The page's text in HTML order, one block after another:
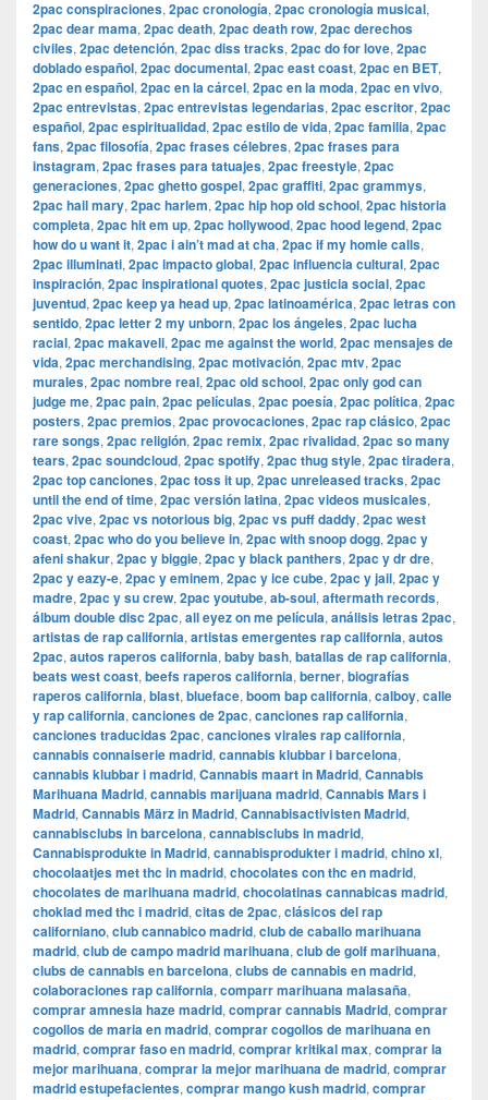
2pac conspiraciones, 2pac cronología, 2pac cronología musical,
2pac dear mama, 2pac death, 2pac death row, 2pac derechos
civiles, 2pac detención, 2pac diss tracks, 2pac do for love, 2pac
doblado español, 2pac documental, 2pac east coast, 2pac en BET,
2pac en español, 2pac en la cárcel, 2pac en la moda, 2pac en vivo,
2pac entrevistas, 2pac entrevistas legendarias, 2pac escritor, 2pac
español, 2pac espiritualidad, 2pac estilo de vida, 2pac familia, 2pac
fans, 2pac filosofía, 2pac frases célebres, 2pac frases para
instagram, 2pac frases para tatuajes, 2pac freestyle, 2pac
generaciones, 2pac ghetto gospel, 2pac graffiti, 2pac grammys,
2pac hail mary, 2pac harlem, 2pac hip hop old school, 2pac historia
completa, 2pac hit em up, 2pac hollywood, 2pac hood legend, 2pac
how do u want it, 2pac i ain’t mad at cha, 2pac if my homie calls,
2pac illuminati, 2pac impacto global, 2pac influencia cultural, 2pac
inspiración, 2pac inspirational quotes, 2pac justicia social, 2pac
juventud, 2pac keep ya head up, 2pac latinoamérica, 2pac letras con
sentido, 2pac letter 2 my unborn, 2pac los ángeles, 2pac lucha
racial, 2pac makaveli, 2pac me against the world, 2pac mensajes de
vida, 2pac merchandising, 2pac motivación, 2pac mtv, 2pac
murales, 2pac nombre real, 2pac old school, 2pac only god can
judge me, 2pac pain, 2pac películas, 2pac poesía, 2pac política, 2pac
posters, 2pac premios, 2pac provocaciones, 2pac rap clásico, 2pac
rare songs, 2pac religión, 2pac remix, 2pac rivalidad, 2pac so many
tears, 2pac soundcloud, 2pac spotify, 2pac thug style, 2pac tiradera,
2pac top canciones, 2pac toss it up, 2pac unreleased tracks, 2pac
until the end of time, 2pac versión latina, 2pac videos musicales,
2pac vive, 2pac vs notorious big, 2pac vs puff daddy, 2pac west
coast, 2pac who do you believe in, 2pac with snoop dogg, 2pac y
afeni shakur, 2pac y biggie, 2pac y black panthers, 2pac y dr dre,
2pac y eazy-e, 2pac y eminem, 2pac y ice cube, 2pac y jail, 2pac y
madre, 2pac y su crew, 2pac youtube, ab-soul, aftermath records,
álbum double disc 2pac, all eyez on me película, análisis letras 2pac,
artistas de rap california, artistas emergentes rap california, autos
2pac, autos raperos california, baby bash, batallas de rap california,
beats west coast, beefs raperos california, berner, biografías
raperos california, blast, blueface, boom bap california, calboy, calle
y rap california, canciones de 2pac, canciones rap california,
canciones traducidas 2pac, canciones virales rap california,
cannabis connaiserie madrid, cannabis klubbar i barcelona,
cannabis klubbar i madrid, Cannabis maart in Madrid, Cannabis
Marihuana Madrid, cannabis marijuana madrid, Cannabis Mars i
Madrid, Cannabis März in Madrid, Cannabisactivisten Madrid,
cannabisclubs in barcelona, cannabisclubs in madrid,
Cannabisprodukte in Madrid, cannabisprodukter i madrid, chino xl,
chocolaatjes met thc in madrid, chocolates con thc en madrid,
chocolates de marihuana madrid, chocolatinas cannabicas madrid,
choklad med thc i madrid, citas de 2pac, clásicos del rap
californiano, club cannabico madrid, club de caballo marihuana
madrid, club de campo madrid marihuana, club de golf marihuana,
clubs de cannabis en barcelona, clubs de cannabis en madrid,
colaboraciones rap california, comparr marihuana malasaña,
comprar amnesia haze madrid, comprar cannabis Madrid, comprar
cogollos de maria en madrid, comprar cogollos de marihuana en
madrid, comprar faso en madrid, comprar kritikal max, comprar la
mejor marihuana, comprar la mejor marihuana de madrid, comprar
madrid estupefacientes, comprar mango kush madrid, comprar